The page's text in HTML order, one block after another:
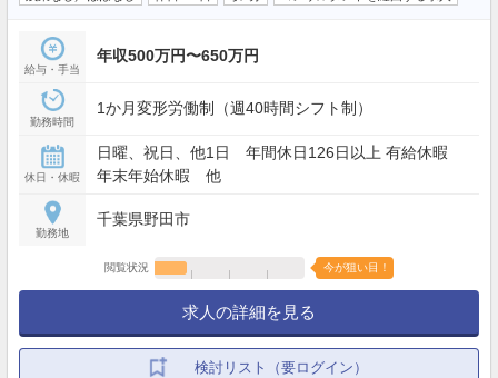
給与・手当
年収500万円〜650万円
勤務時間
1か月変形労働制（週40時間シフト制）
休日・休暇
日曜、祝日、他1日 年間休日126日以上 有給休暇
年末年始休暇 他
勤務地
千葉県野田市
閲覧状況 今が狙い目！
求人の詳細を見る
検討リスト（要ログイン）